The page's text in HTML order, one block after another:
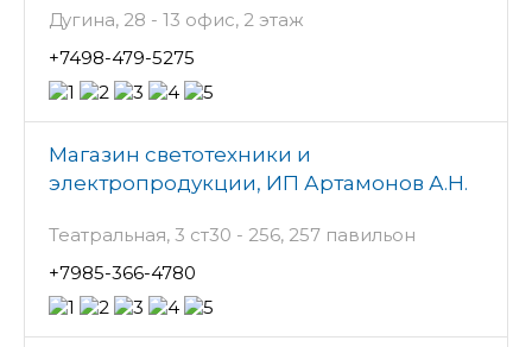
Дугина, 28 - 13 офис, 2 этаж
+7498-479-5275
Магазин светотехники и
электропродукции, ИП Артамонов А.Н.
Театральная, 3 ст30 - 256, 257 павильон
+7985-366-4780